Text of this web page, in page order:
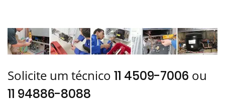
Solicite um técnico 11 4509-7006 ou
11 94886-8088